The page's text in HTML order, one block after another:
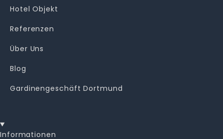
Hotel Objekt
Referenzen
Über Uns
Blog
Gardinengeschäft Dortmund
Informationen